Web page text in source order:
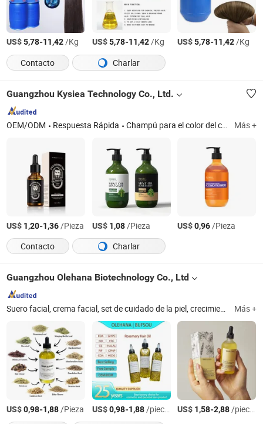
US$5,78-11,42/Kg US$5,78-11,42/Kg US$5,78-11,42/Kg
Contacto
Charlar
Guangzhou Kysiea Technology Co., Ltd.
OEM/ODM Respuesta Rápida Champú para el color del cabello, tinte para el cabello, champú, champú y acondicionador, loción para permanente, jabón, gel de ducha, cuidado del cabello, estilizado del cabello, loción corporal Más +
US$ 1,20-1,36/Pieza US$ 1,08/Pieza US$0,96/Pieza
Contacto
Charlar
Guangzhou Olehana Biotechnology Co., Ltd
Suero facial, crema facial, set de cuidado de la piel, crecimiento del cabello, dispositivo de belleza, brillo labial, lápiz labial, bálsamo labial, cuidado de la barba, cuidado del cuerpo Más +
US$0,98-1,88/Pieza US$0,98-1,88/pieces US$ 1,58-2,88/pieces